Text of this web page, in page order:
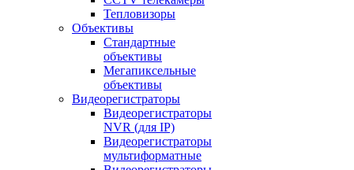
Тепловизоры
Объективы
Стандартные
объективы
Мегапиксельные
объективы
Видеорегистраторы
Видеорегистраторы
NVR (для IP)
Видеорегистраторы
мультиформатные